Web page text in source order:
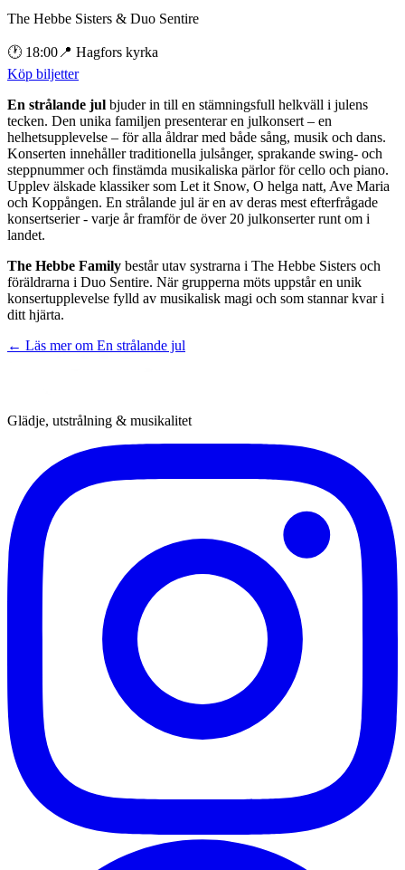
The Hebbe Sisters & Duo Sentire
🕐 18:00 📍 Hagfors kyrka
Köp biljetter
En strålande jul bjuder in till en stämningsfull helkväll i julens
tecken. Den unika familjen presenterar en julkonsert – en
helhetsupplevelse – för alla åldrar med både sång, musik och dans.
Konserten innehåller traditionella julsånger, sprakande swing- och
steppnummer och finstämda musikaliska pärlor för cello och piano.
Upplev älskade klassiker som Let it Snow, O helga natt, Ave Maria
och Koppången. En strålande jul är en av deras mest efterfrågade
konsertserier - varje år framför de över 20 julkonserter runt om i
landet.
The Hebbe Family består utav systrarna i The Hebbe Sisters och
föräldrarna i Duo Sentire. När grupperna möts uppstår en unik
konsertupplevelse fylld av musikalisk magi och som stannar kvar i
ditt hjärta.
← Läs mer om En strålande jul
Glädje, utstrålning & musikalitet